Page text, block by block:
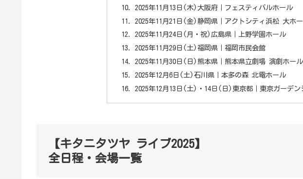
2025年11月13日(木)大阪府｜フェスティバルホール
2025年11月21日(金)静岡県｜アクトシティ浜松 大ホ
2025年11月24日(月・祝)広島県｜上野学園ホール
2025年11月29日(土)福岡県｜福岡市民会館
2025年11月30日(日)熊本県｜熊本県立劇場 演劇ホール
2025年12月6日(土)石川県｜本多の森 北電ホール
2025年12月13日(土)・14日(日)東京都｜東京ガーデン
【キタニタツヤ ライブ2025】
全日程・会場一覧